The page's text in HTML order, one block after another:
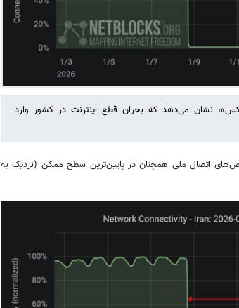
نشان می‌دهد که بحران قطع اینترنت در کشور وارد
اتصال ملی همچنان در پایین‌ترین سطح ممکن (نزدیک به